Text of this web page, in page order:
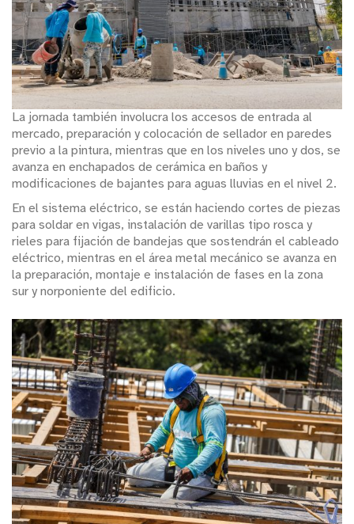
La jornada también involucra los accesos de entrada al
mercado, preparación y colocación de sellador en paredes
previo a la pintura, mientras que en los niveles uno y dos, se
avanza en enchapados de cerámica en baños y
modificaciones de bajantes para aguas lluvias en el nivel 2.
En el sistema eléctrico, se están haciendo cortes de piezas
para soldar en vigas, instalación de varillas tipo rosca y
rieles para fijación de bandejas que sostendrán el cableado
eléctrico, mientras en el área metal mecánico se avanza en
la preparación, montaje e instalación de fases en la zona
sur y norponiente del edificio.